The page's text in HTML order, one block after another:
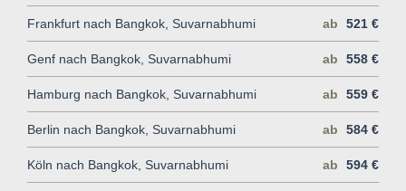
Frankfurt nach Bangkok, Suvarnabhumi ab 521 €
Genf nach Bangkok, Suvarnabhumi ab 558 €
Hamburg nach Bangkok, Suvarnabhumi ab 559 €
Berlin nach Bangkok, Suvarnabhumi ab 584 €
Köln nach Bangkok, Suvarnabhumi ab 594 €